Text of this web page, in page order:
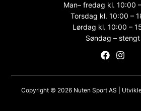
Man– fredag kl. 10:00
Torsdag kl. 10:00 –
Lørdag kl. 10:00 –
Søndag – stengt
Copyright © 2026 Nuten Sport AS |